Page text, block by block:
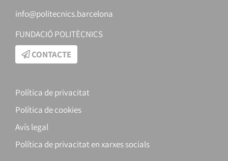
info@politecnics.barcelona
FUNDACIÓ POLITÈCNICS
CONTACTE
Política de privacitat
Política de cookies
Avís legal
Política de privacitat en xarxes socials